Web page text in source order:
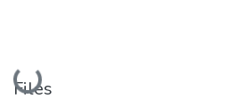
Loading...
Files